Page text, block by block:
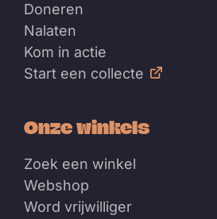
Doneren
Nalaten
Kom in actie
Start een collecte
Onze winkels
Zoek een winkel
Webshop
Word vrijwilliger